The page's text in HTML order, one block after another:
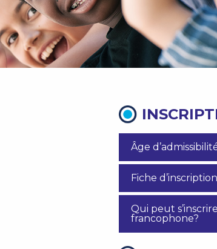
Âge
Fiche d’inscription
Qui peut
francophone?